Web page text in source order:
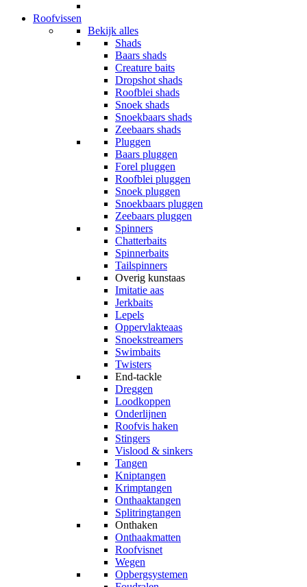
Roofvissen
Bekijk alles
Shads
Baars shads
Creature baits
Dropshot shads
Roofblei shads
Snoek shads
Snoekbaars shads
Zeebaars shads
Pluggen
Baars pluggen
Forel pluggen
Roofblei pluggen
Snoek pluggen
Snoekbaars pluggen
Zeebaars pluggen
Spinners
Chatterbaits
Spinnerbaits
Tailspinners
Overig kunstaas
Imitatie aas
Jerkbaits
Lepels
Oppervlakteaas
Snoekstreamers
Swimbaits
Twisters
End-tackle
Dreggen
Loodkoppen
Onderlijnen
Roofvis haken
Stingers
Vislood & sinkers
Tangen
Kniptangen
Krimptangen
Onthaaktangen
Splitringtangen
Onthaken
Onthaakmatten
Roofvisnet
Wegen
Opbergsystemen